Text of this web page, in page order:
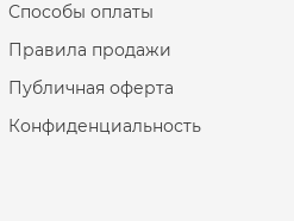
Способы оплаты
Правила продажи
Публичная оферта
Конфиденциальность